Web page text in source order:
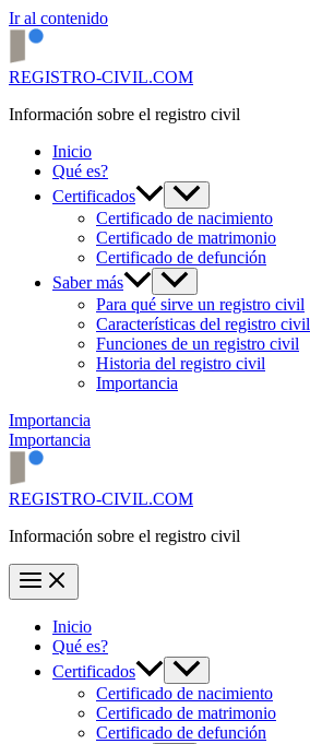
Ir al contenido
REGISTRO-CIVIL.COM
Información sobre el registro civil
Inicio
Qué es?
Certificados
Certificado de nacimiento
Certificado de matrimonio
Certificado de defunción
Saber más
Para qué sirve un registro civil
Características del registro civil
Funciones de un registro civil
Historia del registro civil
Importancia
Importancia
Importancia
REGISTRO-CIVIL.COM
Información sobre el registro civil
Inicio
Qué es?
Certificados
Certificado de nacimiento
Certificado de matrimonio
Certificado de defunción